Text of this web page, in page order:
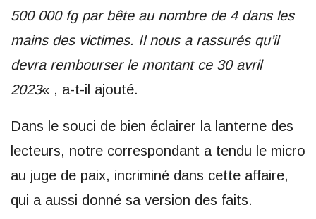
500 000 fg par bête au nombre de 4 dans les
mains des victimes. Il nous a rassurés qu’il
devra rembourser le montant ce 30 avril
2023« , a-t-il ajouté.
Dans le souci de bien éclairer la lanterne des
lecteurs, notre correspondant a tendu le micro
au juge de paix, incriminé dans cette affaire,
qui a aussi donné sa version des faits.